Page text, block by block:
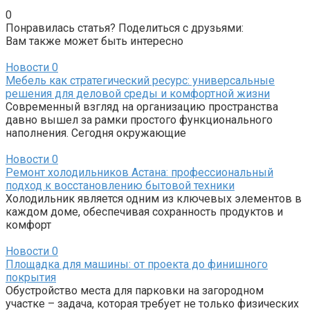
0
Понравилась статья? Поделиться с друзьями:
Вам также может быть интересно
Новости 0
Мебель как стратегический ресурс: универсальные
решения для деловой среды и комфортной жизни
Современный взгляд на организацию пространства
давно вышел за рамки простого функционального
наполнения. Сегодня окружающие
Новости 0
Ремонт холодильников Астана: профессиональный
подход к восстановлению бытовой техники
Холодильник является одним из ключевых элементов в
каждом доме, обеспечивая сохранность продуктов и
комфорт
Новости 0
Площадка для машины: от проекта до финишного
покрытия
Обустройство места для парковки на загородном
участке – задача, которая требует не только физических